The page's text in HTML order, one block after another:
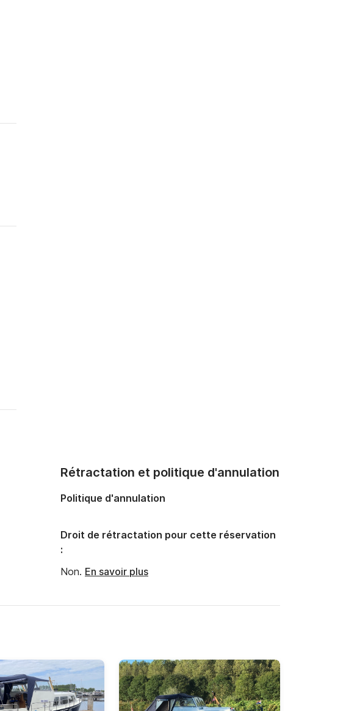
Rétractation et politique d'annulation
Politique d'annulation
Droit de rétractation pour cette réservation
:
Non. En savoir plus